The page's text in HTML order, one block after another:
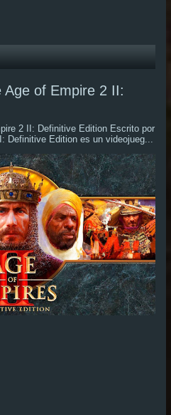
of Empire 2 II:
2 II: Definitive Edition Escrito por
Definitive Edition es un videojueg...